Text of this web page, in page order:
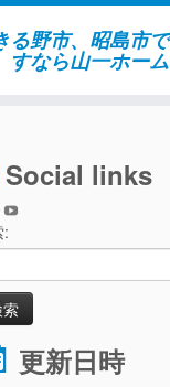
野市、昭島市
すなら山一ホー
Social links
:
更新日時